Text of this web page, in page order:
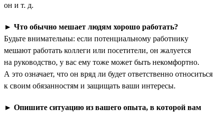
он и т. д.
► Что обычно мешает людям хорошо работать?
Будьте внимательны: если потенциальному работнику
мешают работать коллеги или посетители, он жалуется
на руководство, у вас ему тоже может быть некомфортно.
А это означает, что он вряд ли будет ответственно относиться
к своим обязанностям и защищать ваши интересы.
► Опишите ситуацию из вашего опыта, в которой вам